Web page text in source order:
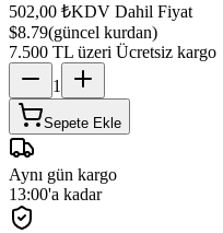
502,00 ₺KDV Dahil Fiyat
$8.79(güncel kurdan)
7.500 TL üzeri Ücretsiz kargo
1
Sepete Ekle
Aynı gün kargo
13:00'a kadar